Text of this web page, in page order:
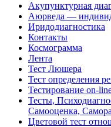
Акупунктурная
Аюрведа —
Иридодиагностика
Контакты
Космограмма
Лента
Тест Люшера
Тест определения
Тестирование on-
Тесты,
Самооценка,
Цветовой тест